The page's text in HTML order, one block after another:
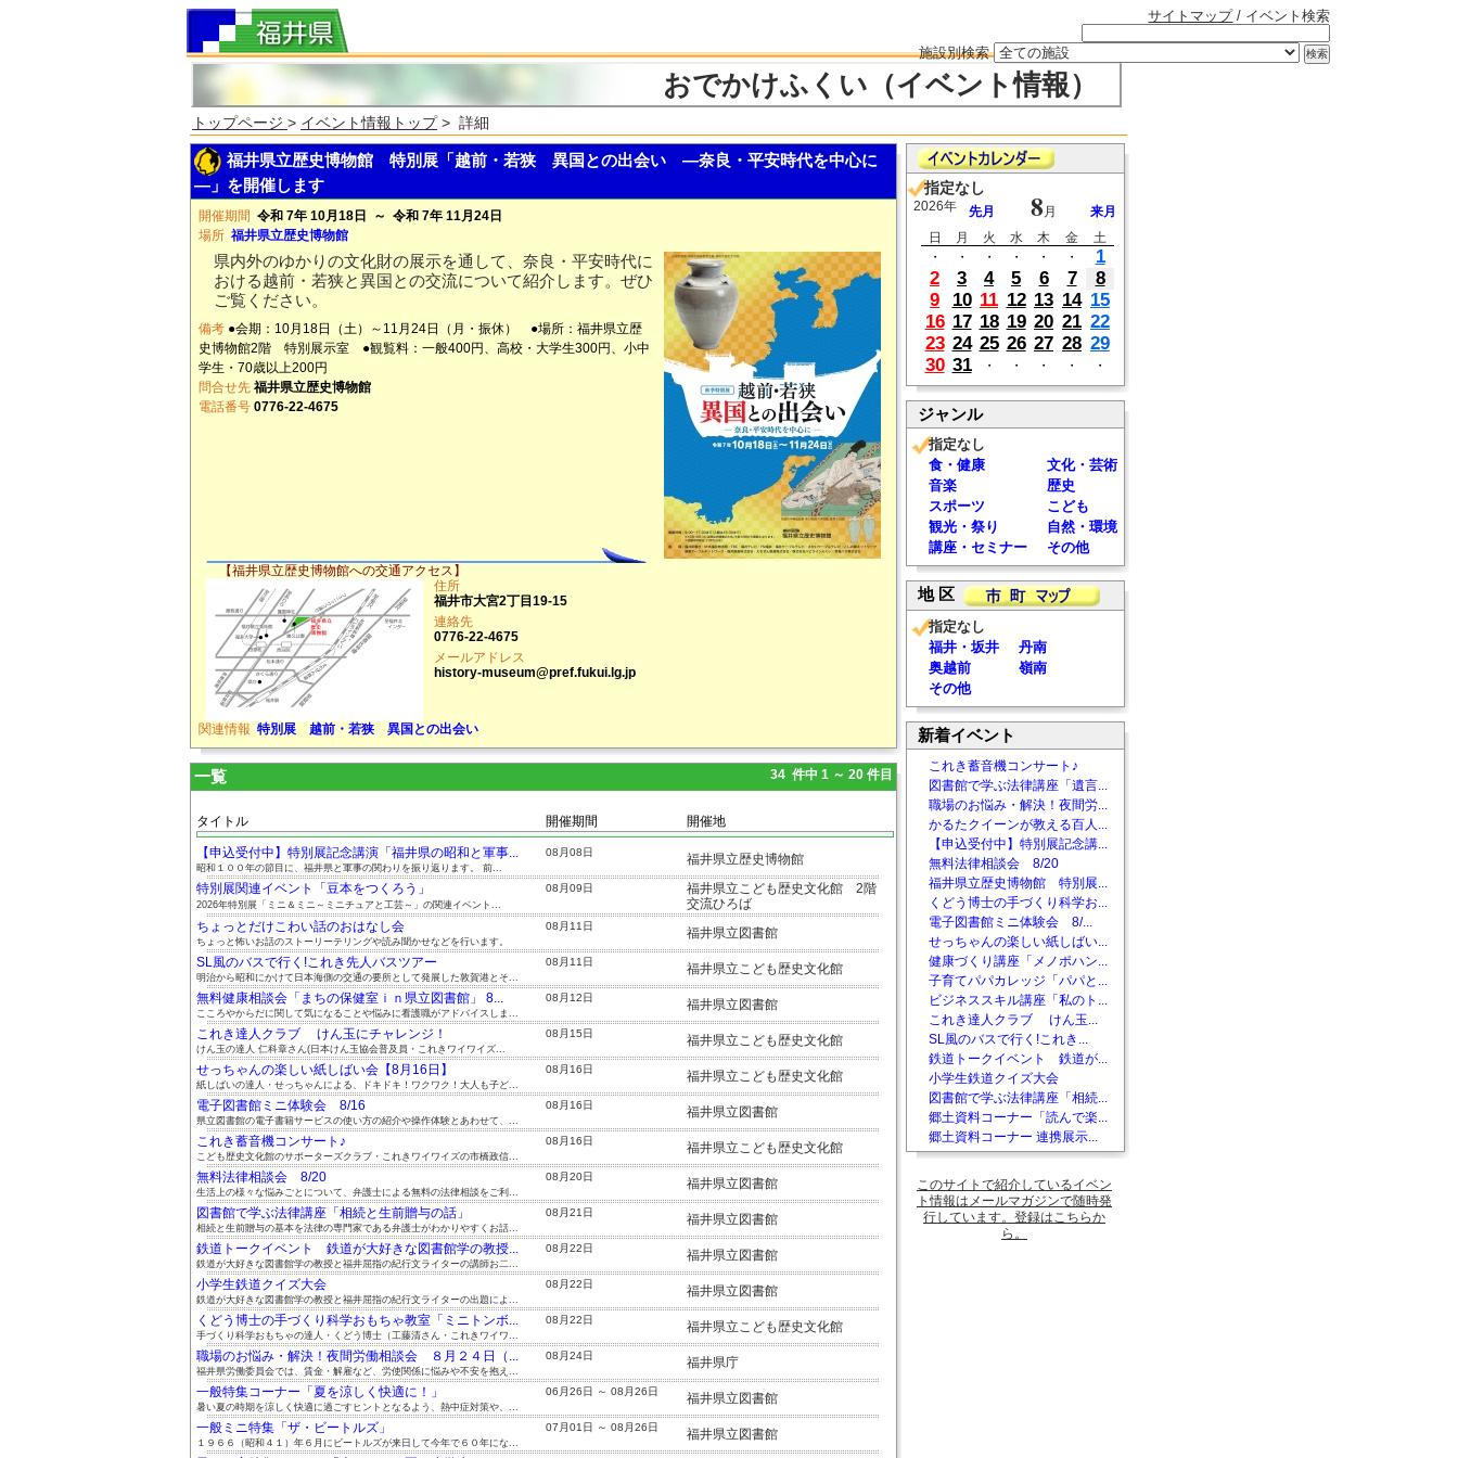
サイトマップ/ イベント検索
施設別検索
おでかけふくい（イベント情報）
トップページ > イベント情報トップ> 詳細
福井県立歴史博物館 特別展「越前・若狭 異国との出会い ―奈良・平安時代を中心に
―」を開催します
開催期間 令和 7年 10月18日 ～ 令和 7年 11月24日
場所 福井県立歴史博物館
県内外のゆかりの文化財の展示を通して、奈良・平安時代に
おける越前・若狭と異国との交流について紹介します。ぜひ
ご覧ください。
備考 ●会期：10月18日（土）～11月24日（月・振休） ●場所：福井県立歴
史博物館2階 特別展示室 ●観覧料：一般400円、高校・大学生300円、小中
学生・70歳以上200円
問合せ先 福井県立歴史博物館
電話番号 0776-22-4675
【福井県立歴史博物館への交通アクセス】
住所
福井市大宮2丁目19-15
連絡先
0776-22-4675
メールアドレス
history-museum@pref.fukui.lg.jp
関連情報 特別展 越前・若狭 異国との出会い
一覧 34 件中 1 ～ 20 件目
タイトル 開催期間 開催地
【申込受付中】特別展記念講演「福井県の昭和と軍事... 08月08日 福井県立歴史博物館
昭和１００年の節目に、福井県と軍事の関わりを振り返ります。 前...
特別展関連イベント「豆本をつくろう」 08月09日
福井県立こども歴史文化館 2階
交流ひろば
2026年特別展「ミニ＆ミニ～ミニチュアと工芸～」の関連イベント...
ちょっとだけこわい話のおはなし会 08月11日 福井県立図書館
ちょっと怖いお話のストーリーテリングや読み聞かせなどを行います。
SL風のバスで行く!これき先人バスツアー 08月11日 福井県立こども歴史文化館
明治から昭和にかけて日本海側の交通の要所として発展した敦賀港とそ...
無料健康相談会「まちの保健室ｉｎ県立図書館」 8... 08月12日 福井県立図書館
こころやからだに関して気になることや悩みに看護職がアドバイスしま...
これき達人クラブ けん玉にチャレンジ！ 08月15日 福井県立こども歴史文化館
けん玉の達人 仁科章さん(日本けん玉協会普及員・これきワイワイズ...
せっちゃんの楽しい紙しばい会【8月16日】 08月16日 福井県立こども歴史文化館
紙しばいの達人・せっちゃんによる、ドキドキ！ワクワク！大人も子ど...
電子図書館ミニ体験会 8/16 08月16日 福井県立図書館
県立図書館の電子書籍サービスの使い方の紹介や操作体験とあわせて、...
これき蓄音機コンサート♪ 08月16日 福井県立こども歴史文化館
こども歴史文化館のサポーターズクラブ・これきワイワイズの市橋政信...
無料法律相談会 8/20 08月20日 福井県立図書館
生活上の様々な悩みごとについて、弁護士による無料の法律相談をご利...
図書館で学ぶ法律講座「相続と生前贈与の話」 08月21日 福井県立図書館
相続と生前贈与の基本を法律の専門家である弁護士がわかりやすくお話...
鉄道トークイベント 鉄道が大好きな図書館学の教授... 08月22日 福井県立図書館
鉄道が大好きな図書館学の教授と福井屈指の紀行文ライターの講師お二...
小学生鉄道クイズ大会 08月22日 福井県立図書館
鉄道が大好きな図書館学の教授と福井屈指の紀行文ライターの出題によ...
くどう博士の手づくり科学おもちゃ教室「ミニトンボ... 08月22日 福井県立こども歴史文化館
手づくり科学おもちゃの達人・くどう博士（工藤清さん・これきワイワ...
職場のお悩み・解決！夜間労働相談会 ８月２４日（... 08月24日 福井県庁
福井県労働委員会では、賃金・解雇など、労使関係に悩みや不安を抱え...
一般特集コーナー「夏を涼しく快適に！」 06月26日 ～ 08月26日 福井県立図書館
暑い夏の時期を涼しく快適に過ごすヒントとなるよう、熱中症対策や、...
一般ミニ特集「ザ・ビートルズ」 07月01日 ～ 08月26日 福井県立図書館
１９６６（昭和４１）年６月にビートルズが来日して今年で６０年にな...
指定なし
2026年 先月 8 月
来月
日
月 火 水 木 金
土
・
・ ・ ・ ・ ・
1
2
3 4 5 6 7
8
9
10 11 12 13 14 15
16 17 18 19 20 21 22
23 24 25 26 27 28 29
30 31 ・ ・ ・ ・ ・
ジャンル
指定なし
食・健康
文化・芸術
音楽
歴史
スポーツ
こども
観光・祭り
自然・環境
講座・セミナー
その他
地 区
指定なし
福井・坂井
丹南
奥越前
嶺南
その他
新着イベント
これき蓄音機コンサート♪
図書館で学ぶ法律講座「遺言...
職場のお悩み・解決！夜間労...
かるたクイーンが教える百人...
【申込受付中】特別展記念講...
無料法律相談会 8/20
福井県立歴史博物館 特別展...
くどう博士の手づくり科学お...
電子図書館ミニ体験会 8/...
せっちゃんの楽しい紙しばい...
健康づくり講座「メノポハン...
子育てパパカレッジ「パパと...
ビジネススキル講座「私のト...
これき達人クラブ けん玉...
SL風のバスで行く!これき...
鉄道トークイベント 鉄道が...
小学生鉄道クイズ大会
図書館で学ぶ法律講座「相続...
郷土資料コーナー「読んで楽...
郷土資料コーナー 連携展示...
このサイトで紹介しているイベン
ト情報はメールマガジンで随時発
行しています。登録はこちらか
ら。